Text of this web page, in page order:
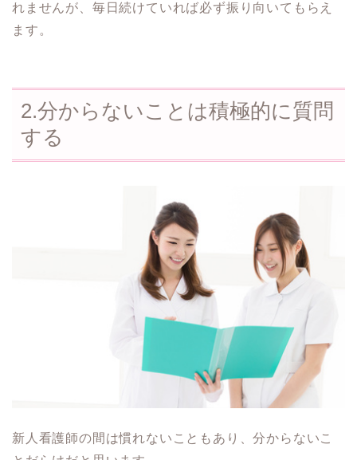
れませんが、毎日続けていれば必ず振り向いてもらえ
ます。
2.分からないことは積極的に質問
する
新人看護師の間は慣れないこともあり、分からないこ